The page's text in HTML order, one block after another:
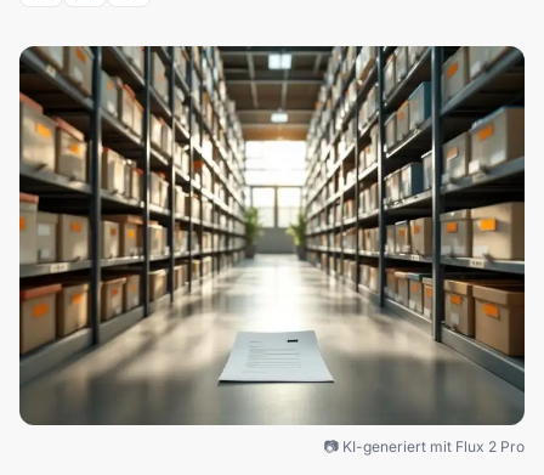
📷 KI-generiert mit Flux 2 Pro